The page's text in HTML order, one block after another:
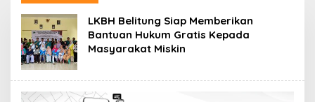
LKBH Belitung Siap Memberikan
Bantuan Hukum Gratis Kepada
Masyarakat Miskin